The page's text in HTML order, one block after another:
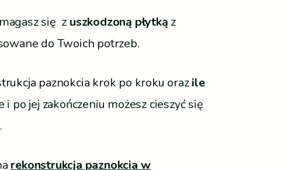
się z uszkodzoną płytką z
do Twoich potrzeb.
paznokcia krok po kroku orazile
po jej zakończeniu możesz cieszyć się
rekonstrukcja paznokcia w